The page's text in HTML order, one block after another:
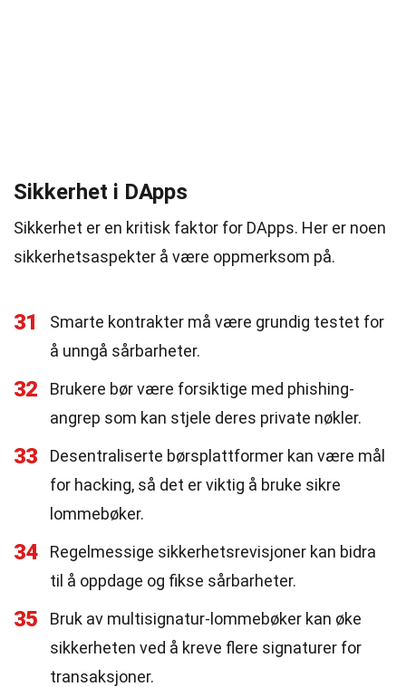
Sikkerhet i DApps
Sikkerhet er en kritisk faktor for DApps. Her er noen
sikkerhetsaspekter å være oppmerksom på.
31
Smarte kontrakter må være grundig testet for
å unngå sårbarheter.
32
Brukere bør være forsiktige med phishing-
angrep som kan stjele deres private nøkler.
33
Desentraliserte børsplattformer kan være mål
for hacking, så det er viktig å bruke sikre
lommebøker.
34
Regelmessige sikkerhetsrevisjoner kan bidra
til å oppdage og fikse sårbarheter.
35
Bruk av multisignatur-lommebøker kan øke
sikkerheten ved å kreve flere signaturer for
transaksjoner.